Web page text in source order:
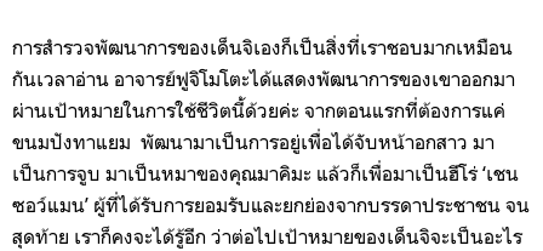
การสำรวจพัฒนาการของเด็นจิเองก็เป็นสิ่งที่เราชอบมากเหมือน
กันเวลาอ่าน อาจารย์ฟูจิโมโตะได้แสดงพัฒนาการของเขาออกมา
ผ่านเป้าหมายในการใช้ชีวิตนี้ด้วยค่ะ จากตอนแรกที่ต้องการแค่
ขนมปังทาแยม พัฒนามาเป็นการอยู่เพื่อได้จับหน้าอกสาว มา
เป็นการจูบ มาเป็นหมาของคุณมาคิมะ แล้วก็เพื่อมาเป็นฮีโร่ ‘เชน
ซอว์แมน’ ผู้ที่ได้รับการยอมรับและยกย่องจากบรรดาประชาชน จน
สุดท้าย เราก็คงจะได้รู้อีก ว่าต่อไปเป้าหมายของเด็นจิจะเป็นอะไร